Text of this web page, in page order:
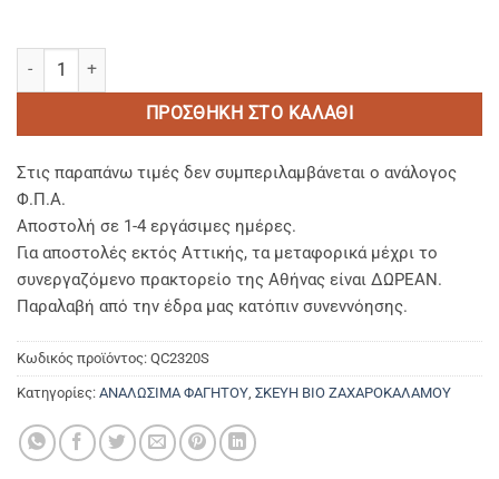
Σκεύη Φαγητού Ζαχαροκάλαμο με Ενσωματωμένο Καπάκι
ΠΡΟΣΘΉΚΗ ΣΤΟ ΚΑΛΆΘΙ
Στις παραπάνω τιμές δεν συμπεριλαμβάνεται ο ανάλογος
Φ.Π.Α.
Αποστολή σε 1-4 εργάσιμες ημέρες.
Για αποστολές εκτός Αττικής, τα μεταφορικά μέχρι το
συνεργαζόμενο πρακτορείο της Αθήνας είναι ΔΩΡΕΑΝ.
Παραλαβή από την έδρα μας κατόπιν συνεννόησης.
Κωδικός προϊόντος: QC2320S
Κατηγορίες: ΑΝΑΛΩΣΙΜΑ ΦΑΓΗΤΟΥ, ΣΚΕΥΗ ΒΙΟ ΖΑΧΑΡΟΚΑΛΑΜΟΥ